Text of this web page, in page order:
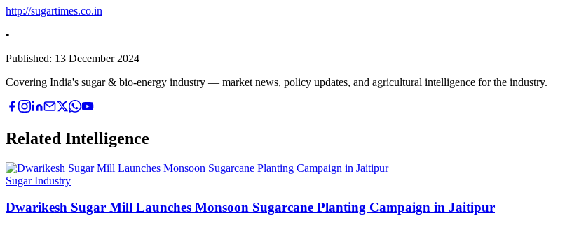
http://sugartimes.co.in
•
Published: 13 December 2024
Covering India's sugar & bio-energy industry — market news, policy updates, and agricultural intelligence for the industry.
Related Intelligence
Sugar Industry
Dwarikesh Sugar Mill Launches Monsoon Sugarcane Planting Campaign in Jaitipur